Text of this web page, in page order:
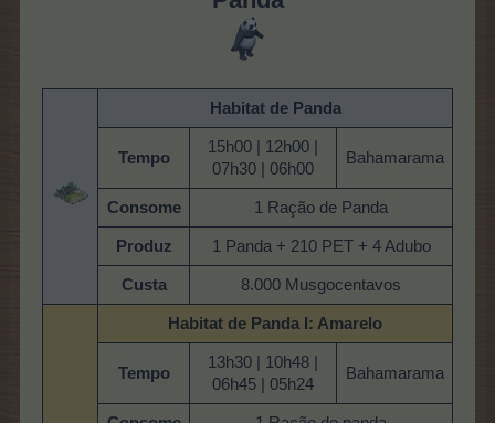
Habitat de Panda
Tempo
15h00 | 12h00 |
07h30 | 06h00
Bahamarama
Consome 1 Ração de Panda
Produz 1 Panda + 210 PET + 4 Adubo
Custa 8.000 Musgocentavos
Habitat de Panda I: Amarelo
Tempo
13h30 | 10h48 |
06h45 | 05h24
Bahamarama